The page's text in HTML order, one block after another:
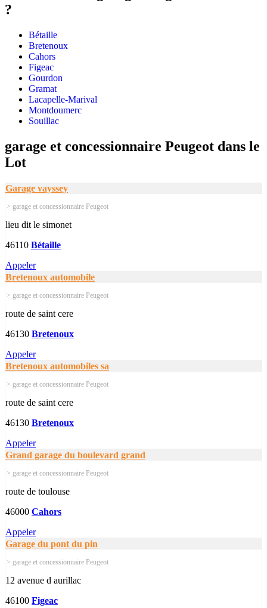
?
Bétaille
Bretenoux
Cahors
Figeac
Gourdon
Gramat
Lacapelle-Marival
Montdoumerc
Souillac
garage et concessionnaire Peugeot dans le
Lot
Garage vayssey
> garage et concessionnaire Peugeot
lieu dit le simonet
46110 Bétaille
Appeler
Bretenoux automobile
> garage et concessionnaire Peugeot
route de saint cere
46130 Bretenoux
Appeler
Bretenoux automobiles sa
> garage et concessionnaire Peugeot
route de saint cere
46130 Bretenoux
Appeler
Grand garage du boulevard grand
> garage et concessionnaire Peugeot
route de toulouse
46000 Cahors
Appeler
Garage du pont du pin
> garage et concessionnaire Peugeot
12 avenue d aurillac
46100 Figeac